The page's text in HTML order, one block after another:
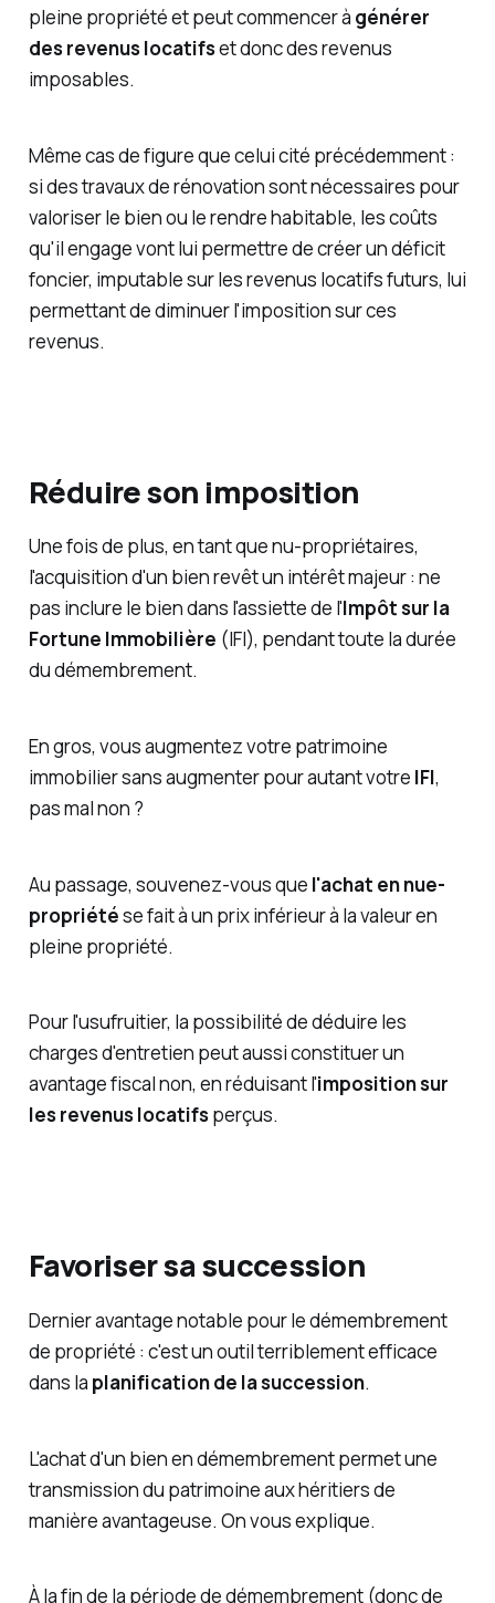
pleine propriété et peut commencer à générer
des revenus locatifset donc des revenus
imposables.
Même cas de figure que celui cité précédemment :
si des travaux de rénovation sont nécessaires pour
valoriser le bien ou le rendre habitable, les coûts
qu'il engage vont lui permettre de créer un déficit
foncier, imputable sur les revenus locatifs futurs, lui
permettant de diminuer l'imposition sur ces
revenus.
Réduire son imposition
Une fois de plus, en tant que nu-propriétaires,
l'acquisition d'un bien revêt un intérêt majeur : ne
pas inclure le bien dans l'assiette de l'Impôt sur la
Fortune Immobilière (IFI), pendant toute la durée
du démembrement.
En gros, vous augmentez votre patrimoine
immobilier sans augmenter pour autant votre IFI,
pas mal non ?
Au passage, souvenez-vous que l'achat en nue-
propriétése fait à un prix inférieur à la valeur en
pleine propriété.
Pour l'usufruitier, la possibilité de déduire les
charges d'entretien peut aussi constituer un
avantage fiscal non, en réduisant l'imposition sur
les revenus locatifsperçus.
Favoriser sa succession
Dernier avantage notable pour le démembrement
de propriété : c'est un outil terriblement efficace
dans la planification de la succession.
L'achat d'un bien en démembrement permet une
transmission du patrimoine aux héritiers de
manière avantageuse. On vous explique.
À la fin de la période de démembrement (donc de